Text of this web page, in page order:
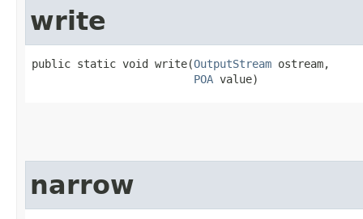
write
public static void write​(OutputStream ostream,
POA value)
narrow